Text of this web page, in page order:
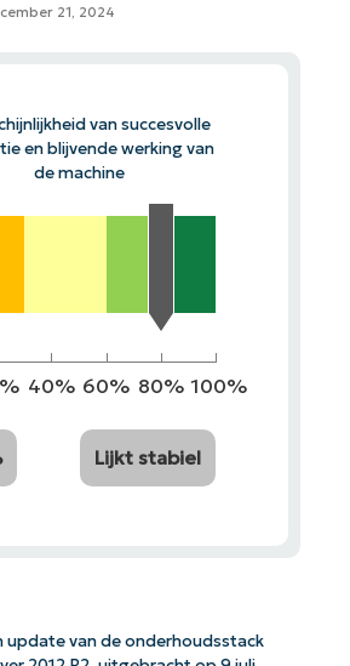
21, 2024
van succesvolle
en blijvende werking van
de machine
40% 60% 80% 100%
Lijkt stabiel
update van de onderhoudsstack